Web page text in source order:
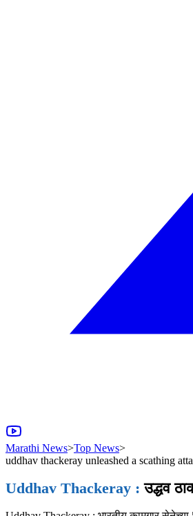
Marathi News>Top News>
uddhav thackeray unleashed a scathing
Uddhav Thackeray : उद्धव